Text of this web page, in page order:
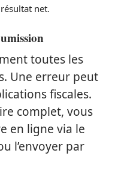
net.
toutes les
Une erreur peut
fiscales.
complet, vous
en ligne via le
l’envoyer par